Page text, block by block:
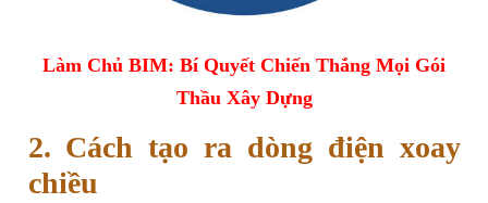
Làm Chủ BIM: Bí Quyết Chiến Thắng Mọi Gói
Thầu Xây Dựng
2. Cách tạo ra dòng điện xoay
chiều